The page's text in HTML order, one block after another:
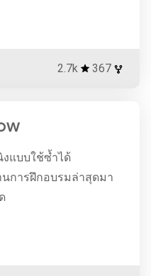
2.7k 367
แบบใช้ซ้ำได้
การฝึกอบรมล่าสุดมา